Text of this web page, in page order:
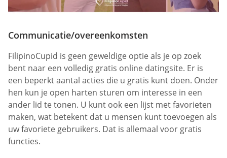
Communicatie/overeenkomsten
FilipinoCupid is geen geweldige optie als je op zoek
bent naar een volledig gratis online datingsite. Er is
een beperkt aantal acties die u gratis kunt doen. Onder
hen kun je open harten sturen om interesse in een
ander lid te tonen. U kunt ook een lijst met favorieten
maken, wat betekent dat u mensen kunt toevoegen als
uw favoriete gebruikers. Dat is allemaal voor gratis
functies.